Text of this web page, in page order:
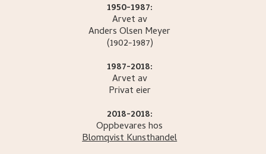
1950-1987:
Arvet av
Anders Olsen Meyer
(1902-1987)
1987-2018:
Arvet av
Privat eier
2018-2018:
Oppbevares hos
Blomqvist Kunsthandel